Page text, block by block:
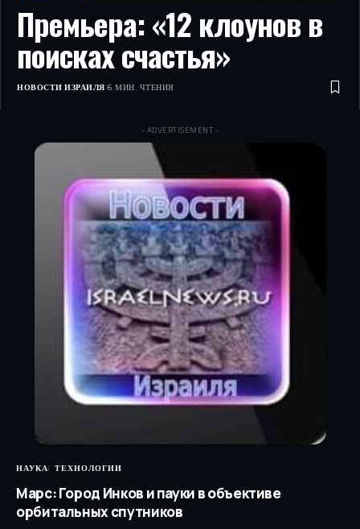
Премьера: «12 клоунов в
поисках счастья»
НОВОСТИ ИЗРАИЛЯ 6 МИН. ЧТЕНИЯ
- ADVERTISEMENT -
НАУКА ТЕХНОЛОГИИ
Марс: Город Инков и пауки в объективе
орбитальных спутников